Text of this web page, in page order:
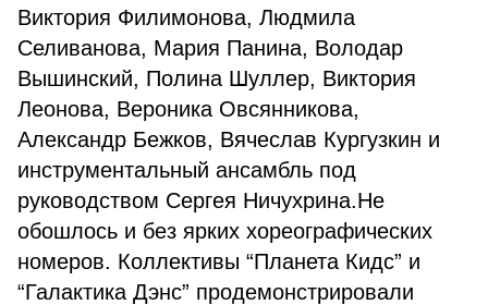
Виктория Филимонова, Людмила
Селиванова, Мария Панина, Володар
Вышинский, Полина Шуллер, Виктория
Леонова, Вероника Овсянникова,
Александр Бежков, Вячеслав Кургузкин и
инструментальный ансамбль под
руководством Сергея Ничухрина.Не
обошлось и без ярких хореографических
номеров. Коллективы “Планета Кидс” и
“Галактика Дэнс” продемонстрировали